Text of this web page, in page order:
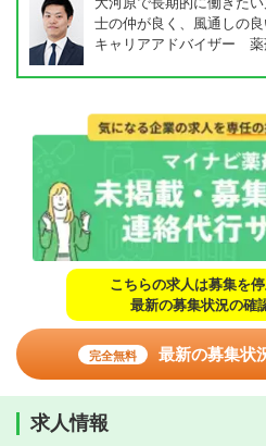
士の仲が良く、風通しの良
キャリアアドバイザー 薬
こちらの求人は募集を停
最新の募集状況の確
完全無料 最新の募集状
求人情報